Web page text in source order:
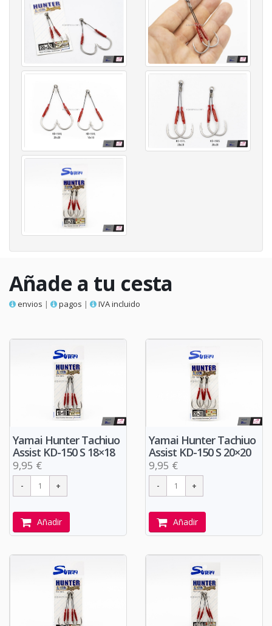
Añade a tu cesta
envios | pagos | IVA incluido
Yamai Hunter Tachiuo
Assist KD-150 S 18×18
9,95 €
Añadir
Yamai Hunter Tachiuo
Assist KD-150 S 20×20
9,95 €
Añadir